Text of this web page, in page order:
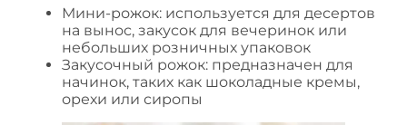
Мини-рожок: используется для десертов
на вынос, закусок для вечеринок или
небольших розничных упаковок
Закусочный рожок: предназначен для
начинок, таких как шоколадные кремы,
орехи или сиропы